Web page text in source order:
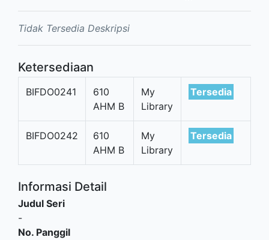
Tidak Tersedia Deskripsi
Ketersediaan
BIFDO0241
610
AHM B
My
Library
Tersedia
BIFDO0242
610
AHM B
My
Library
Tersedia
Informasi Detail
Judul Seri
-
No. Panggil